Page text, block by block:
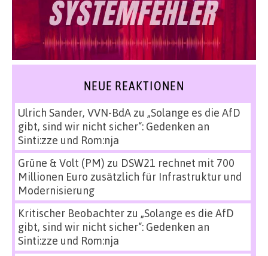
NEUE REAKTIONEN
Ulrich Sander, VVN-BdAzu „Solange es die AfD
gibt, sind wir nicht sicher“: Gedenken an
Sinti:zze und Rom:nja
Grüne & Volt (PM) zu DSW21 rechnet mit 700
Millionen Euro zusätzlich für Infrastruktur und
Modernisierung
Kritischer Beobachterzu „Solange es die AfD
gibt, sind wir nicht sicher“: Gedenken an
Sinti:zze und Rom:nja